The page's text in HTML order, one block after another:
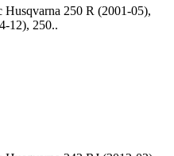
Husqvarna 250 R (2001-05),
12), 250..